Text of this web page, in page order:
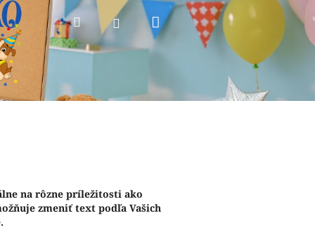
HľadaťPrihlásenieNákupný
na rôzne príležitosti ako
zmeniť text podľa Vašich